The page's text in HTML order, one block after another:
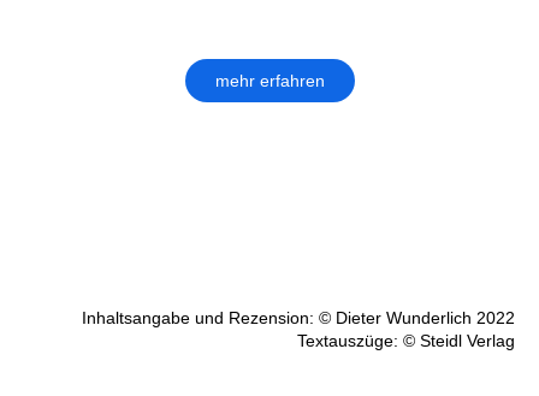
mehr erfahren
Inhaltsangabe und Rezension: © Dieter Wunderlich 2022
Textauszüge: © Steidl Verlag